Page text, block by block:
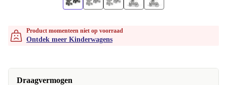
Product momenteen niet op voorraad
Ontdek meer Kinderwagens
Draagvermogen